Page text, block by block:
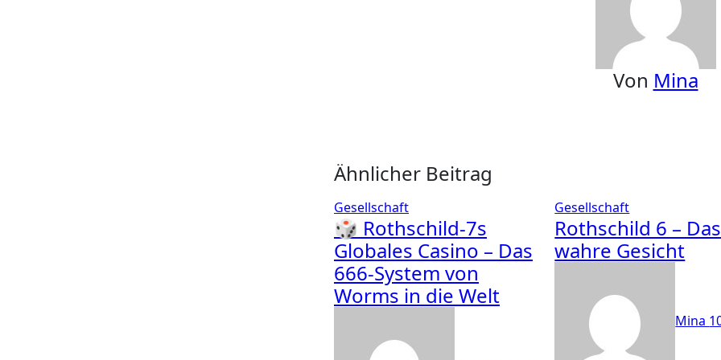
Von Mina
Ähnlicher Beitrag
Gesellschaft
🎲 Rothschild-7s
Globales Casino – Das
666-System von
Worms in die Welt
Gesellschaft
Rothschild 6 – Das
wahre Gesicht
Mina